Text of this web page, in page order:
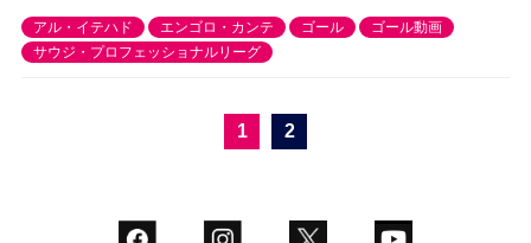
アル・イテハド エンゴロ・カンテ ゴール
ゴール動画
サウジ・プロフェッショナルリーグ
1 2